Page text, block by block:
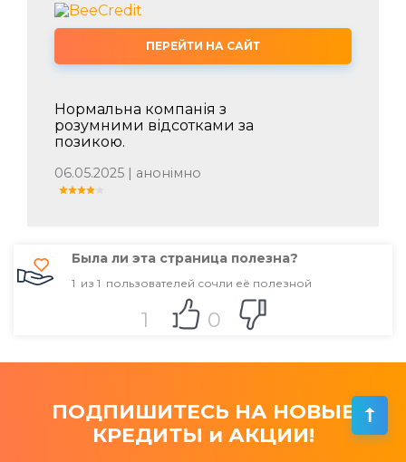
ПЕРЕЙТИ НА САЙТ
Нормальна компанія з
розумними відсотками за
позикою.
06.05.2025 | анонімно
Была ли эта страница полезна?
1 из 1 пользователей сочли её полезной
1 0
ПОДПИШИТЕСЬ НА НОВЫЕ
КРЕДИТЫ и АКЦИИ!